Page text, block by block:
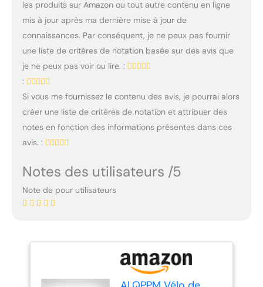
les produits sur Amazon ou tout autre contenu en ligne
mis à jour après ma dernière mise à jour de
connaissances. Par conséquent, je ne peux pas fournir
une liste de critères de notation basée sur des avis que
je ne peux pas voir ou lire. :
:
Si vous me fournissez le contenu des avis, je pourrai alors
créer une liste de critères de notation et attribuer des
notes en fonction des informations présentes dans ces
avis. :
Notes des utilisateurs /5
Note de pour utilisateurs